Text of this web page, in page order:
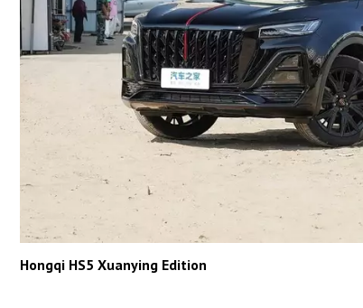
Hongqi HS5 Xuanying Edition